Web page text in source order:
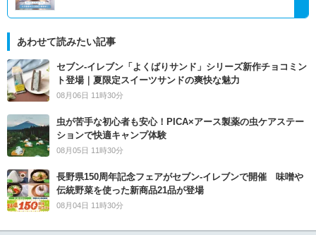
あわせて読みたい記事
セブン‐イレブン「よくばりサンド」シリーズ新作チョコミン
ト登場｜夏限定スイーツサンドの爽快な魅力
08月06日 11時30分
虫が苦手な初心者も安心！PICA×アース製薬の虫ケアステー
ションで快適キャンプ体験
08月05日 11時30分
長野県150周年記念フェアがセブン-イレブンで開催 味噌や
伝統野菜を使った新商品21品が登場
08月04日 11時30分